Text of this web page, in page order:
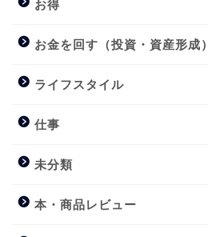
お得
お金を回す（投資・資産形成）
ライフスタイル
仕事
未分類
本・商品レビュー